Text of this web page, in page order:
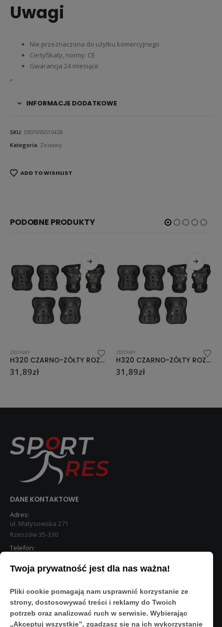
Uwagi
Nie przeznaczona do użytku komercyjnego
Certyfikaty, normy: CE
Gwarancja 24 miesiące
„
INFORMACJE DODATKOWE
SKU: 5907695515428
Kategoria: Zestawy
ADD TO WISHLIST
PODOBNE PRODUKTY
ZESTAWY
H320 CZARNO-ZÓŁTY ROZM. L ZESTAW OCHRANIACZY NILS EXTREME
31,89zł
ZESTAWY
H320 CZARNO-ZÓŁTY ROZM. XL ZESTAW OCHRANIACZY NILS EXTREME
31,89zł
DANE KONTAKTOWE
Adres:
ul. Matysowska 271
Rzeszów 35-330
Telefon:
STREFA KLIENTA
Moje konto
O Nas
Polityka prywatności
Twoja prywatność jest dla nas ważna!
Pliki cookie pomagają nam usprawnić korzystanie ze
strony, dostosowywać treści i reklamy do Twoich
potrzeb oraz analizować ruch w serwisie. Wybierając
„Akceptuj wszystkie”, zgadzasz się na ich wykorzystanie